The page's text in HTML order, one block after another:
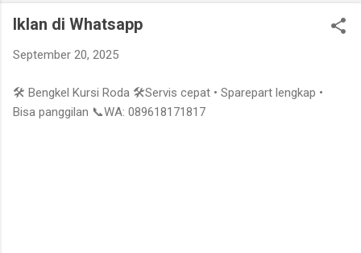
Iklan di Whatsapp
September 20, 2025
🛠️ Bengkel Kursi Roda 🛠️Servis cepat • Sparepart lengkap •
Bisa panggilan 📞WA: 089618171817